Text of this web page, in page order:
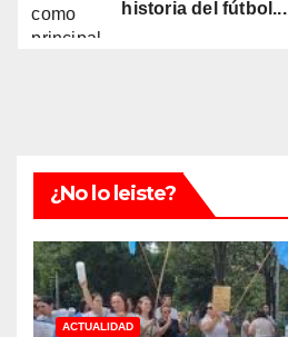
historia del fútbol...
¿No lo leiste?
ACTUALIDAD